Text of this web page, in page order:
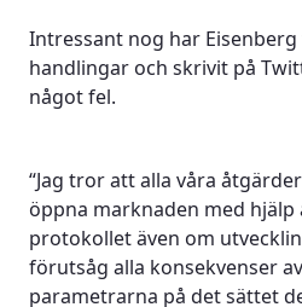
Intressant nog har
handlingar och skrivit på
något fel.
“Jag tror att alla våra
öppna marknaden med
protokollet även om
förutsåg alla konsekvenser
parametrarna på det sättet